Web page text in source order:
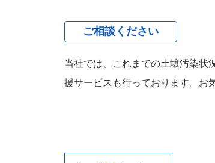
ご相談ください
当社では、これまでの土壌汚染状
援サービスも行っております。お